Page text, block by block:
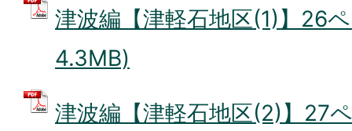
津波編【津軽石地区(1)】26
4.3MB)
津波編【津軽石地区(2)】27